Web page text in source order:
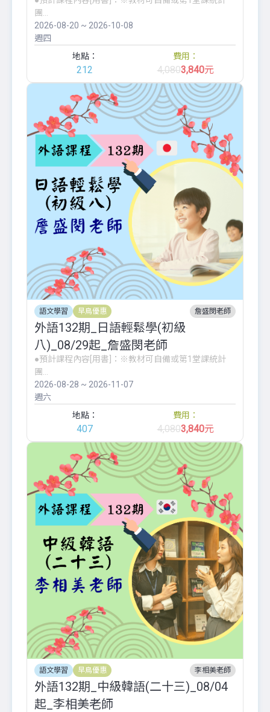
團...
2026-08-20 ~ 2026-10-08
週四
地點：
212
費用：
4,0803,840元
語文學習 早鳥優惠 詹盛閔老師
外語132期_日語輕鬆學(初級
八)_08/29起_詹盛閔老師
●預計課程內容[用書]：※教材可自備或第1堂課統計
團...
2026-08-28 ~ 2026-11-07
週六
地點：
407
費用：
4,0803,840元
語文學習 早鳥優惠 李相美老師
外語132期_中級韓語(二十三)_08/04
起_李相美老師